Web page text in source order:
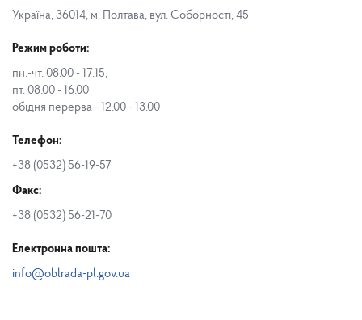
Україна, 36014, м. Полтава, вул. Соборності, 45
Режим роботи:
пн.-чт. 08.00 - 17.15,
пт. 08.00 - 16.00
обідня перерва - 12.00 - 13.00
Телефон:
+38 (0532) 56-19-57
Факс:
+38 (0532) 56-21-70
Електронна пошта:
info@oblrada-pl.gov.ua